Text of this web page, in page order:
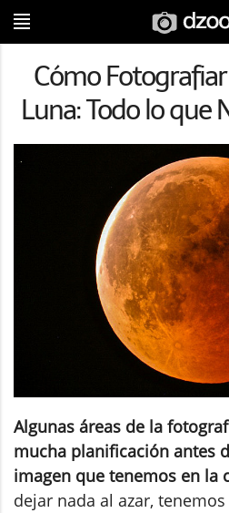
Cómo
Luna: Todo lo que
Algunas áreas de la
mucha planificación antes
imagen que tenemos en la
dejar nada al azar,